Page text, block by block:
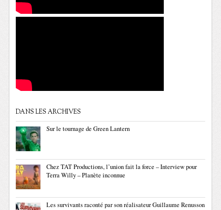
DANS LES ARCHIVES
Sur le tournage de Green Lantern
Chez TAT Productions, l’union fait la force – Interview pour
Terra Willy – Planète inconnue
Les survivants raconté par son réalisateur Guillaume Renusson